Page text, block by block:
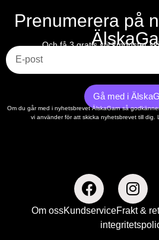
Prenumerera på
Och få 3 gratis stickmönster
Gå med i
Om du går med i nyhetsbrevet ÄlskaGarn så
vi använder för att skicka nyhetsbrevet till dig.
Om ossKundserviceFrakt &